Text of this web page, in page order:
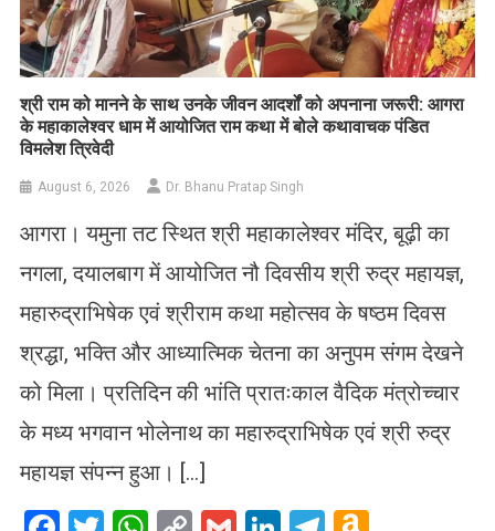
​श्री राम को मानने के साथ उनके जीवन आदर्शों को अपनाना जरूरी: आगरा
के महाकालेश्वर धाम में आयोजित राम कथा में बोले कथावाचक पंडित
विमलेश त्रिवेदी
August 6, 2026 Dr. Bhanu Pratap Singh
आगरा। यमुना तट स्थित श्री महाकालेश्वर मंदिर, बूढ़ी का
नगला, दयालबाग में आयोजित नौ दिवसीय श्री रुद्र महायज्ञ,
महारुद्राभिषेक एवं श्रीराम कथा महोत्सव के षष्ठम दिवस
श्रद्धा, भक्ति और आध्यात्मिक चेतना का अनुपम संगम देखने
को मिला। प्रतिदिन की भांति प्रातःकाल वैदिक मंत्रोच्चार
के मध्य भगवान भोलेनाथ का महारुद्राभिषेक एवं श्री रुद्र
महायज्ञ संपन्न हुआ। […]